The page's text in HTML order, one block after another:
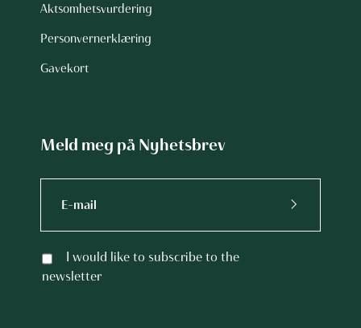
Aktsomhetsvurdering
Personvernerklæring
Gavekort
Meld meg på Nyhetsbrev
I would like to subscribe to the
newsletter